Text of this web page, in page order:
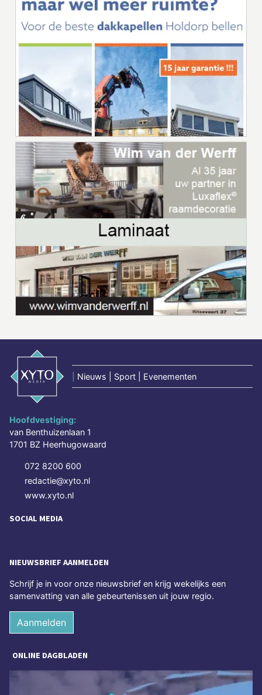
Nieuws | Sport | Evenementen
Hoofdvestiging:
van Benthuizenlaan 1
1701 BZ Heerhugowaard
072 8200 600
redactie@xyto.nl
www.xyto.nl
SOCIAL MEDIA
NIEUWSBRIEF AANMELDEN
Schrijf je in voor onze nieuwsbrief en krijg wekelijks een
samenvatting van alle gebeurtenissen uit jouw regio.
Aanmelden
ONLINE DAGBLADEN